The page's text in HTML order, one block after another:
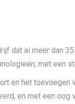
dat al meer dan
met een
en het
en met een